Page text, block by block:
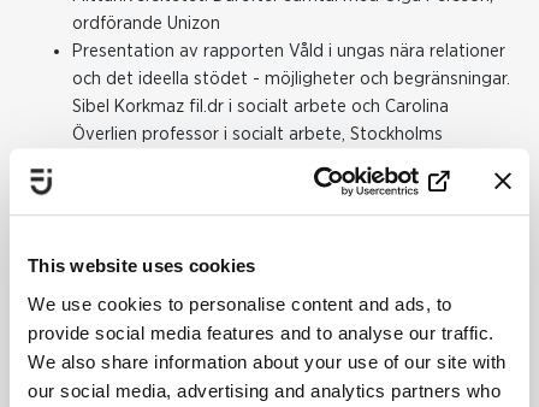
This website uses cookies
We use cookies to personalise content and ads, to
provide social media features and to analyse our traffic.
We also share information about your use of our site with
our social media, advertising and analytics partners who
ordförande Unizon
Presentation av rapporten Våld i ungas nära relationer
och det ideella stödet - möjligheter och begränsningar.
Sibel Korkmaz fil.dr i socialt arbete och Carolina
Överlien professor i socialt arbete, Stockholms
amtal med Jona Mörn,
verksamhetssamordnare Förenade jourer
Avslutande reflektioner från forskarna och avslut av
Programtider kan komma att ändras under dagen.
Konferensen spelas in och kan ses i efterhand.